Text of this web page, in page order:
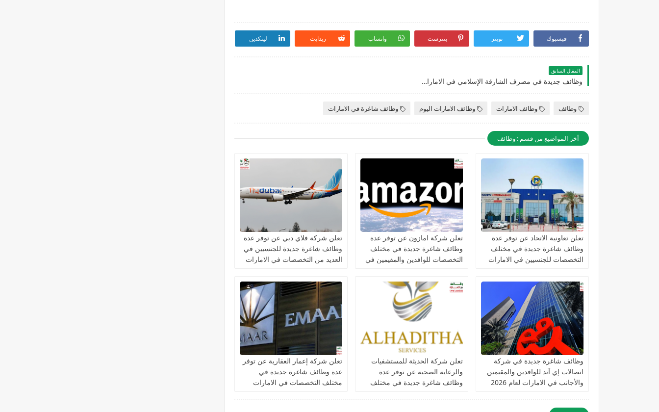
فيسبوك تويتر بنترست واتساب ريدايت لينكدين
المقال السابق
وظائف جديدة في مصرف الشارقة الإسلامي في الامارات لجميع الجنسيات
وظائف وظائف الامارات وظائف الامارات اليوم وظائف شاغرة في الامارات
أخر المواضيع من قسم : وظائف
تعلن تعاونية الاتحاد عن توفر عدة
وظائف شاغرة جديدة في مختلف
التخصصات للجنسيين في الامارات
تعلن شركة امازون عن توفر عدة
وظائف شاغرة جديدة في مختلف
التخصصات للوافدين والمقيمين في
تعلن شركة فلاي دبي عن توفر عدة
وظائف شاغرة جديدة للجنسيين في
العديد من التخصصات في الامارات
وظائف شاغرة جديدة في شركة
اتصالات إي آند للوافدين والمقيمين
والأجانب في الامارات لعام 2026
تعلن شركة الحديثة للمستشفيات
والرعاية الصحية عن توفر عدة
وظائف شاغرة جديدة في مختلف
تعلن شركة إعمار العقارية عن توفر
عدة وظائف شاغرة جديدة في
مختلف التخصصات في الامارات